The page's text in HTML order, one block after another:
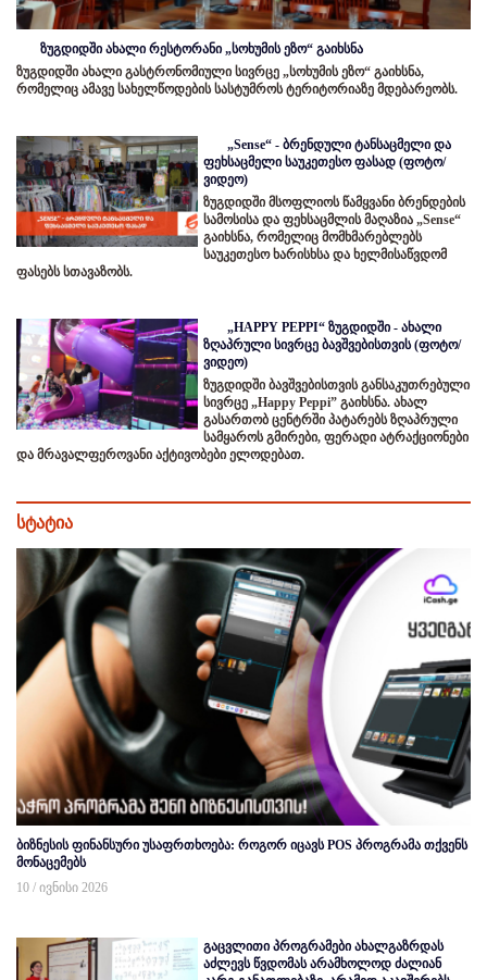
ზუგდიდში ახალი რესტორანი „სოხუმის ეზო“ გაიხსნა
ზუგდიდში ახალი გასტრონომიული სივრცე „სოხუმის ეზო“ გაიხსნა,
რომელიც ამავე სახელწოდების სასტუმროს ტერიტორიაზე მდებარეობს.
„Sense“ - ბრენდული ტანსაცმელი და
ფეხსაცმელი საუკეთესო ფასად (ფოტო/
ვიდეო)
ზუგდიდში მსოფლიოს წამყვანი ბრენდების
სამოსისა და ფეხსაცმლის მაღაზია „Sense“
გაიხსნა, რომელიც მომხმარებლებს
საუკეთესო ხარისხსა და ხელმისაწვდომ
ფასებს სთავაზობს.
„HAPPY PEPPI“ ზუგდიდში - ახალი
ზღაპრული სივრცე ბავშვებისთვის (ფოტო/
ვიდეო)
ზუგდიდში ბავშვებისთვის განსაკუთრებული
სივრცე „Happy Peppi” გაიხსნა. ახალ
გასართობ ცენტრში პატარებს ზღაპრული
სამყაროს გმირები, ფერადი ატრაქციონები
და მრავალფეროვანი აქტივობები ელოდებათ.
სტატია
ბიზნესის ფინანსური უსაფრთხოება: როგორ იცავს POS პროგრამა თქვენს
მონაცემებს
10 / ივნისი 2026
გაცვლითი პროგრამები ახალგაზრდას
აძლევს წვდომას არამხოლოდ ძალიან